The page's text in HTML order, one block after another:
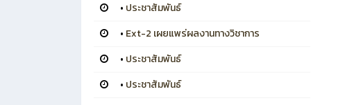
• ประชาสัมพันธ์
• Ext-2 เผยแพร่ผลงานทางวิชาการ
• ประชาสัมพันธ์
• ประชาสัมพันธ์